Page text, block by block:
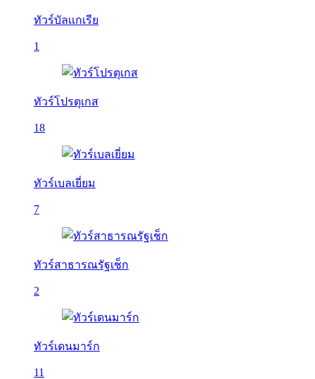
ทัวร์บัลเเกเรีย
1
ทัวร์โปรตุเกส
18
ทัวร์เบลเยี่ยม
7
ทัวร์สาธารณรัฐเช็ก
2
ทัวร์เดนมาร์ก
11